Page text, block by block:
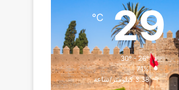
29
℃
30º - 26º
71%
3.38 كيلومتر/ساعة